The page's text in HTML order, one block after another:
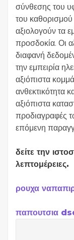
σύνθεσης του
του
αξιολογούν τα
προσδοκία. Οι
διαφανή
την εμπειρία
αξιόπιστα
ανθεκτικότητα
αξιόπιστα
προδιαγραφές
επόμενη
δείτε την
λεπτομέρειες.
ρουχα
παπουτσια